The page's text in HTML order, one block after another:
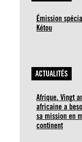
Émission
Kétou
ACTUALITÉS
Afrique. Vingt
africaine a
sa mission en
continent